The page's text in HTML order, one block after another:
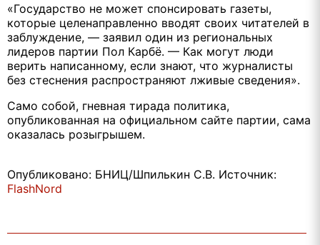
«Государство не может спонсировать газеты,
которые целенаправленно вводят своих читателей в
заблуждение, — заявил один из региональных
лидеров партии Пол Карбё. — Как могут люди
верить написанному, если знают, что журналисты
без стеснения распространяют лживые сведения».
Само собой, гневная тирада политика,
опубликованная на официальном сайте партии, сама
оказалась розыгрышем.
Опубликовано: БНИЦ/Шпилькин С.В. Источник:
FlashNord